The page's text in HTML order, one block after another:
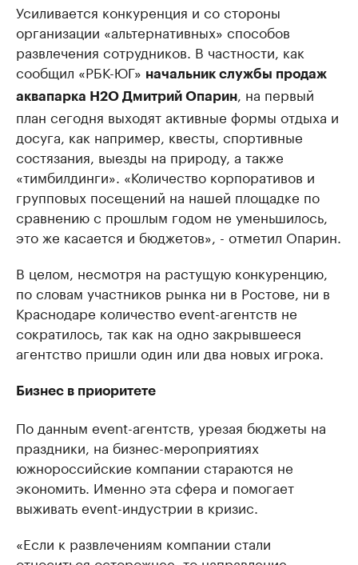
Усиливается конкуренция и со стороны
организации «альтернативных» способов
развлечения сотрудников. В частности, как
сообщил «РБК-ЮГ» начальник службы продаж
аквапарка H2O Дмитрий Опарин, на первый
план сегодня выходят активные формы отдыха и
досуга, как например, квесты, спортивные
состязания, выезды на природу, а также
«тимбилдинги». «Количество корпоративов и
групповых посещений на нашей площадке по
сравнению с прошлым годом не уменьшилось,
это же касается и бюджетов», - отметил Опарин.
В целом, несмотря на растущую конкуренцию,
по словам участников рынка ни в Ростове, ни в
Краснодаре количество event-агентств не
сократилось, так как на одно закрывшееся
агентство пришли один или два новых игрока.
Бизнес в приоритете
По данным event-агентств, урезая бюджеты на
праздники, на бизнес-мероприятиях
южнороссийские компании стараются не
экономить. Именно эта сфера и помогает
выживать event-индустрии в кризис.
«Если к развлечениям компании стали